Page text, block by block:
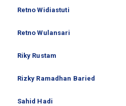
Retno Widiastuti
Retno Wulansari
Riky Rustam
Rizky Ramadhan Baried
Sahid Hadi